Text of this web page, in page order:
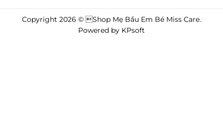
Copyright 2026 © Shop Mẹ Bầu Em Bé Miss Care.
Powered by KPsoft